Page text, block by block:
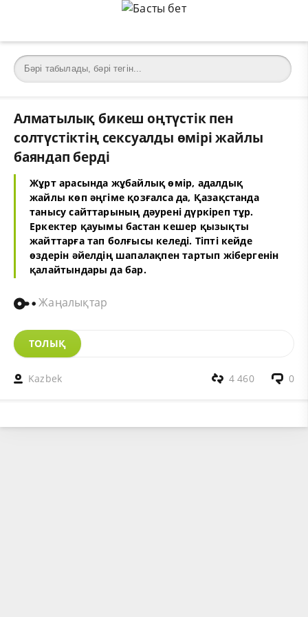
Алматылық бикеш оңтүстік пен
солтүстіктің сексуалды өмірі жайлы
баяндап берді
Жұрт арасында жұбайлық өмір, адалдық
жайлы көп әңгіме қозғалса да, Қазақстанда
танысу сайттарының дәурені дүркіреп тұр.
Еркектер қауымы бастан кешер қызықты
жайттарға тап болғысы келеді. Тіпті кейде
өздерін әйелдің шапалақпен тартып жібергенін
қалайтындары да бар.
Жаңалықтар
ТОЛЫҚ
Kazbek 0
4 460